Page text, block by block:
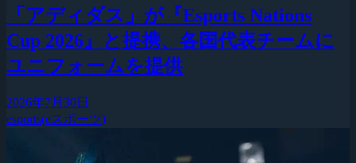
「アディダス」が『Esports Nations
Cup 2026』と提携、各国代表チームに
ユニフォームを提供
2026年7月30日
esports(eスポーツ)